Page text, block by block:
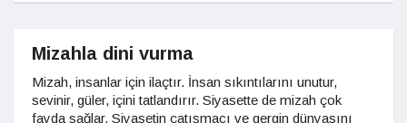
Mizahla dini vurma
Mizah, insanlar için ilaçtır. İnsan sıkıntılarını unutur,
sevinir, güler, içini tatlandırır. Siyasette de mizah çok
fayda sağlar. Siyasetin çatışmacı ve gergin dünyasını